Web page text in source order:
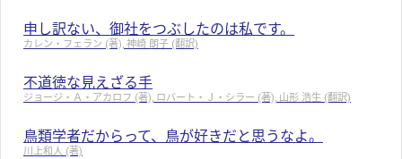
申し訳ない、御社をつぶしたのは私です。
カレン・フェラン (著), 神崎 朗子 (翻訳)
不道徳な見えざる手
ジョージ・Ａ・アカロフ (著), ロバート・Ｊ・シラー (著), 山形 浩生 (翻訳)
鳥類学者だからって、鳥が好きだと思うなよ。
川上和人 (著)